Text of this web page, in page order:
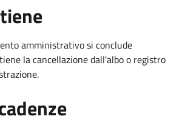
amministrativo si conclude
la cancellazione dall'albo o registro